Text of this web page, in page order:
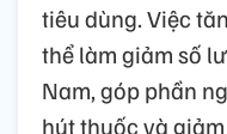
tiêu dùng. Việc
thể làm giảm số
Nam, góp phần
hút thuốc và